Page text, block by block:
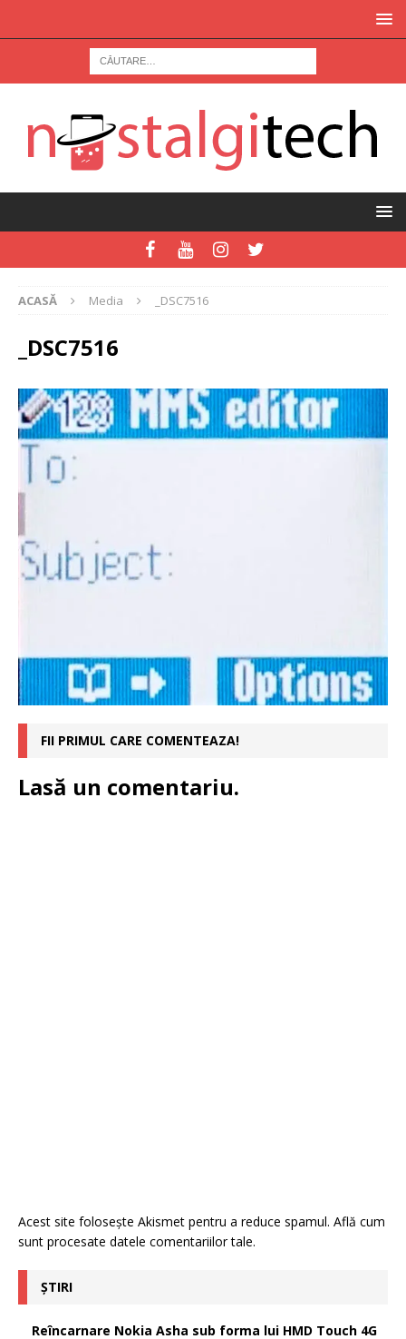
ACASĂ Media _DSC7516
_DSC7516
FII PRIMUL CARE COMENTEAZA!
Lasă un comentariu.
Acest site folosește Akismet pentru a reduce spamul. Află cum
sunt procesate datele comentariilor tale.
ȘTIRI
Reîncarnare Nokia Asha sub forma lui HMD Touch 4G